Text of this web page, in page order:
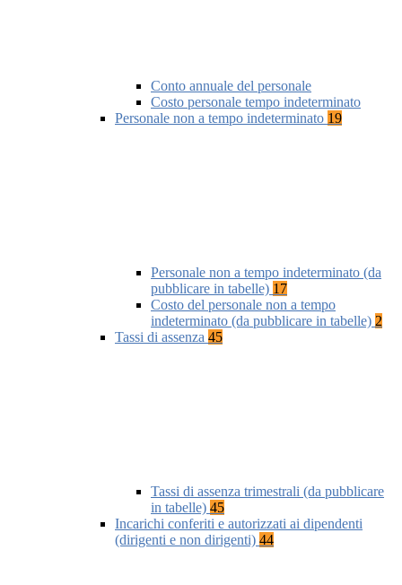
Conto annuale del personale
Costo personale tempo indeterminato
Personale non a tempo indeterminato 19
Personale non a tempo indeterminato (da
pubblicare in tabelle) 17
Costo del personale non a tempo
indeterminato (da pubblicare in tabelle) 2
Tassi di assenza 45
Tassi di assenza trimestrali (da pubblicare
in tabelle) 45
Incarichi conferiti e autorizzati ai dipendenti
(dirigenti e non dirigenti) 44